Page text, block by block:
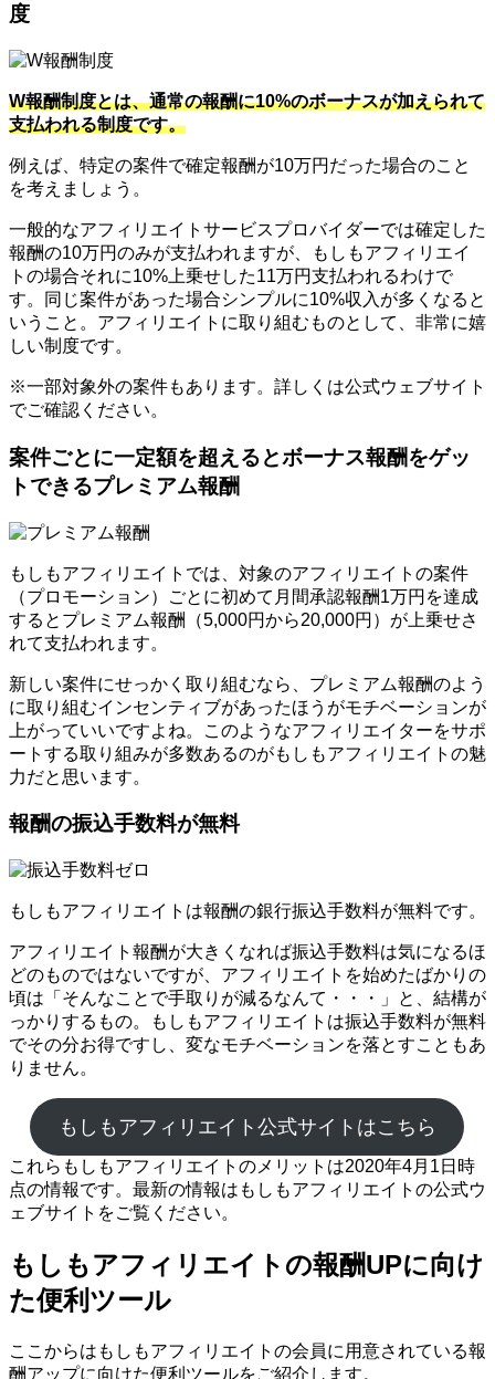
度
W報酬制度とは、通常の報酬に10%のボーナスが加えられて
支払われる制度です。
例えば、特定の案件で確定報酬が10万円だった場合のこと
を考えましょう。
一般的なアフィリエイトサービスプロバイダーでは確定した
報酬の10万円のみが支払われますが、もしもアフィリエイ
トの場合それに10%上乗せした11万円支払われるわけで
す。同じ案件があった場合シンプルに10%収入が多くなると
いうこと。アフィリエイトに取り組むものとして、非常に嬉
しい制度です。
※一部対象外の案件もあります。詳しくは公式ウェブサイト
でご確認ください。
案件ごとに一定額を超えるとボーナス報酬をゲッ
トできるプレミアム報酬
もしもアフィリエイトでは、対象のアフィリエイトの案件
（プロモーション）ごとに初めて月間承認報酬1万円を達成
するとプレミアム報酬（5,000円から20,000円）が上乗せさ
れて支払われます。
新しい案件にせっかく取り組むなら、プレミアム報酬のよう
に取り組むインセンティブがあったほうがモチベーションが
上がっていいですよね。このようなアフィリエイターをサポ
ートする取り組みが多数あるのがもしもアフィリエイトの魅
力だと思います。
報酬の振込手数料が無料
もしもアフィリエイトは報酬の銀行振込手数料が無料です。
アフィリエイト報酬が大きくなれば振込手数料は気になるほ
どのものではないですが、アフィリエイトを始めたばかりの
頃は「そんなことで手取りが減るなんて・・・」と、結構が
っかりするもの。もしもアフィリエイトは振込手数料が無料
でその分お得ですし、変なモチベーションを落とすこともあ
りません。
もしもアフィリエイト公式サイトはこちら
これらもしもアフィリエイトのメリットは2020年4月1日時
点の情報です。最新の情報はもしもアフィリエイトの公式ウ
ェブサイトをご覧ください。
もしもアフィリエイトの報酬UPに向け
た便利ツール
ここからはもしもアフィリエイトの会員に用意されている報
酬アップに向けた便利ツールをご紹介します。